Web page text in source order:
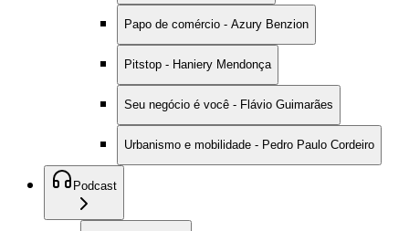
Papo de comércio - Azury Benzion
Pitstop - Haniery Mendonça
Seu negócio é você - Flávio Guimarães
Urbanismo e mobilidade - Pedro Paulo Cordeiro
Podcast